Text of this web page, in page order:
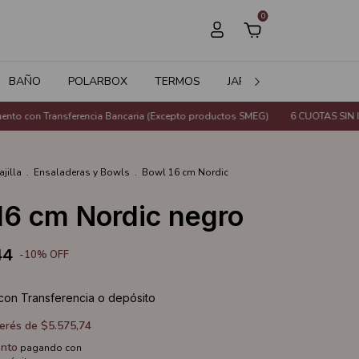
0
BAÑO POLARBOX TERMOS JARDÍN
con Transferencia Bancaria (Excepto productos SMEG) 6 CUOTAS SIN
. Ensaladeras y Bowls . Bowl 16 cm Nordic
cm Nordic negro
-10% OFF
Transferencia o depósito
de $5.575,74
pagando con